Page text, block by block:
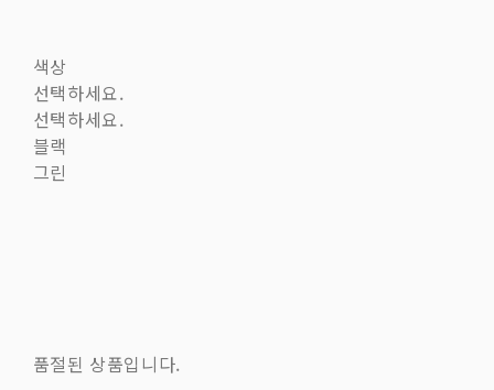
색상
선택하세요.
선택하세요.
블랙
그린
품절된 상품입니다.